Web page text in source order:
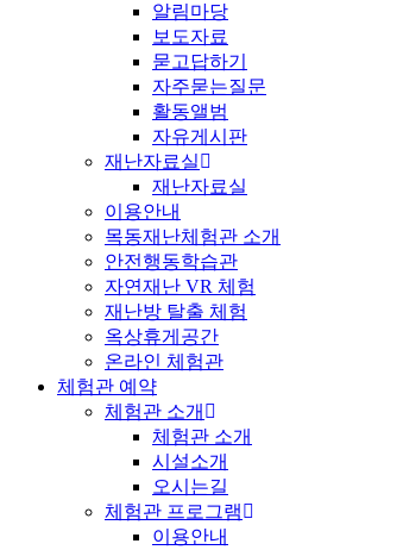
알림마당
보도자료
묻고답하기
자주묻는질문
활동앨범
자유게시판
재난자료실
재난자료실
이용안내
목동재난체험관 소개
안전행동학습관
자연재난 VR 체험
재난방 탈출 체험
옥상휴게공간
온라인 체험관
체험관 예약
체험관 소개
체험관 소개
시설소개
오시는길
체험관 프로그램
이용안내